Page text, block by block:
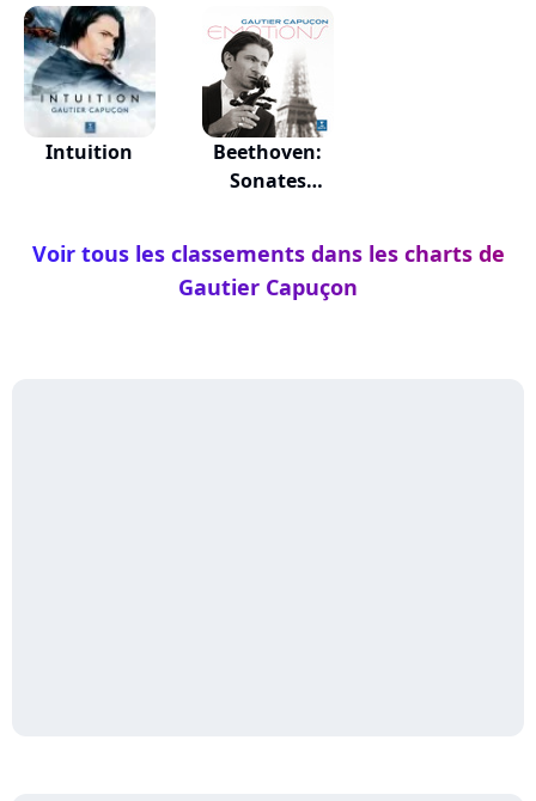
Intuition
Beethoven:
Sonates
Voir tous les classements dans les charts de
Gautier Capuçon